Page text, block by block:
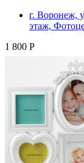
г. Воронеж,
этаж,
1 800 Р